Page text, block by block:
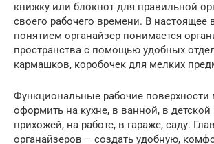
книжку или блокнот для правильной
своего рабочего времени. В настоящее
понятием органайзер понимается
пространства с помощью удобных
кармашков, коробочек для мелких
Функциональные рабочие
оформить на кухне, в ванной, в детской
прихожей, на работе, в гараже, саду.
органайзеров – создать удобную,